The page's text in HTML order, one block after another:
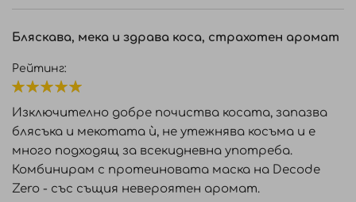
SHAMPOO необходимото количество в
да подейства и изплакнете с обилно количество
вода. При необходимост нанесете и измийте
повторно.
Бляскава, мека и здрава коса, страхотен аромат
Рейтинг:
Изключително добре почиства косата, запазва
блясъка и мекотата ѝ, не утежнява косъма и е
много подходящ за всекидневна употреба.
Комбинирам с протеиновата маска на Decode
Zero - със същия невероятен аромат.